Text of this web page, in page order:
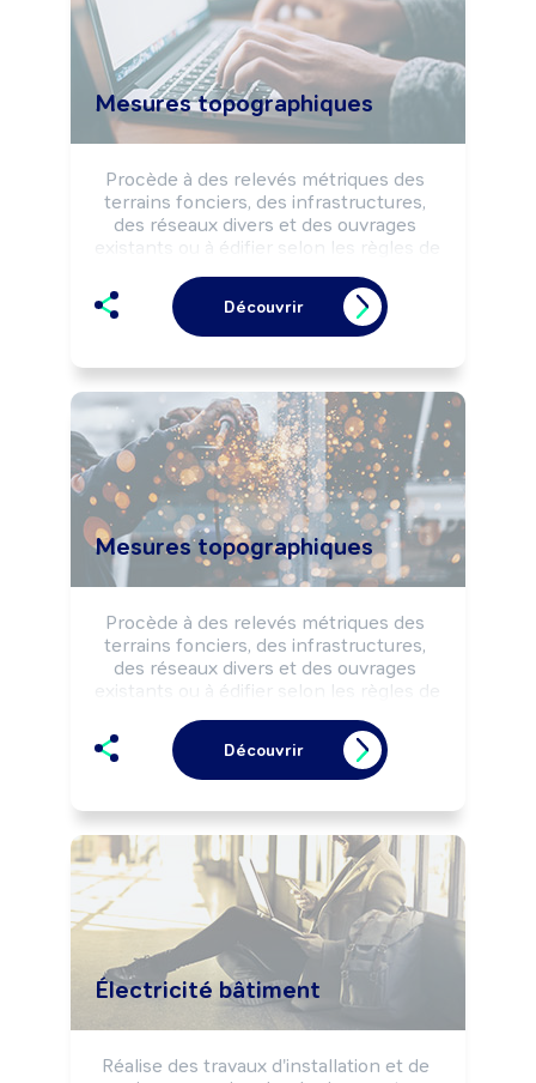
Mesures topographiques
Procède à des relevés métriques des
terrains fonciers, des infrastructures,
des réseaux divers et des ouvrages
existants ou à édifier selon les règles de
d'implantations d'ouvrages selon la
législation en vigueur.
Peut évaluer et expertiser la valeur de
Découvrir
Mesures topographiques
Procède à des relevés métriques des
terrains fonciers, des infrastructures,
des réseaux divers et des ouvrages
existants ou à édifier selon les règles de
d'implantations d'ouvrages selon la
législation en vigueur.
Peut évaluer et expertiser la valeur de
Découvrir
Électricité bâtiment
Réalise des travaux d'installation et de